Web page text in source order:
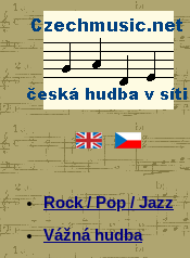
Rock / Pop / Jazz
Vážná hudba